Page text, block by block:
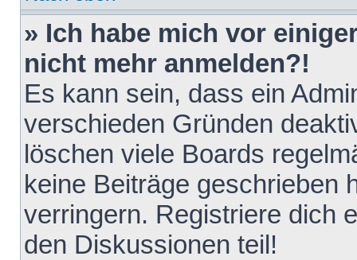
» Ich habe mich vor
nicht mehr anmelden?!
Es kann sein, dass ein
verschieden Gründen
löschen viele Boards
keine Beiträge geschrieben
verringern. Registriere dich
den Diskussionen teil!